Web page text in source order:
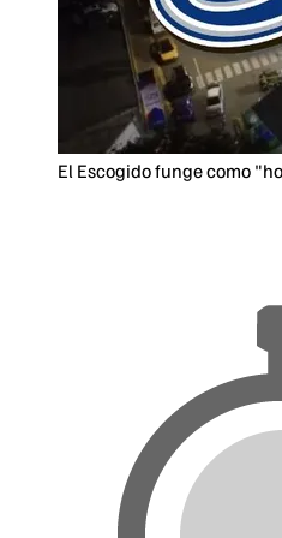
El Escogido funge como